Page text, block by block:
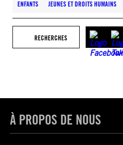
ENFANTS JEUNES ET DROITS HUMAINS
RECHERCHES
À PROPOS DE NOUS